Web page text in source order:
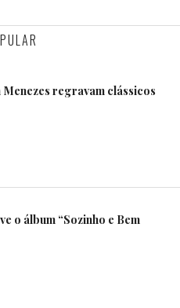
regravam clássicos
o álbum “Sozinho e Bem